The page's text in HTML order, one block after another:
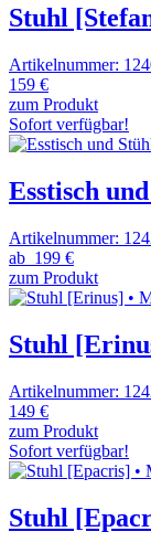
Stuhl
Artikelnummer:
159 €
zum Produkt
Sofort verfügbar!
Esstisch
Artikelnummer:
ab 199 €
zum Produkt
Stuhl
Artikelnummer:
149 €
zum Produkt
Sofort verfügbar!
Stuhl